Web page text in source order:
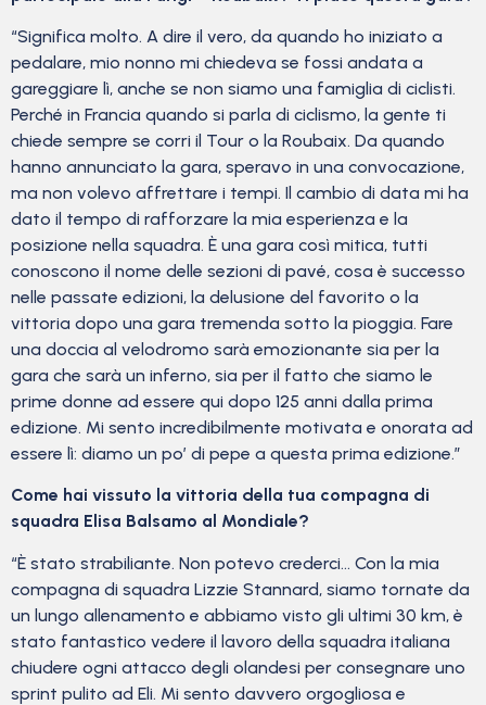
“Significa molto. A dire il vero, da quando ho iniziato a
pedalare, mio ​​nonno mi chiedeva se fossi andata a
gareggiare lì, anche se non siamo una famiglia di ciclisti.
Perché in Francia quando si parla di ciclismo, la gente ti
chiede sempre se corri il Tour o la Roubaix. Da quando
hanno annunciato la gara, speravo in una convocazione,
ma non volevo affrettare i tempi. Il cambio di data mi ha
dato il tempo di rafforzare la mia esperienza e la
posizione nella squadra. È una gara così mitica, tutti
conoscono il nome delle sezioni di pavé, cosa è successo
nelle passate edizioni, la delusione del favorito o la
vittoria dopo una gara tremenda sotto la pioggia. Fare
una doccia al velodromo sarà emozionante sia per la
gara che sarà un inferno, sia per il fatto che siamo le
prime donne ad essere qui dopo 125 anni dalla prima
edizione. Mi sento incredibilmente motivata e onorata ad
essere lì: diamo un po’ di pepe a questa prima edizione.”
Come hai vissuto la vittoria della tua compagna di
squadra Elisa Balsamo al Mondiale?
“È stato strabiliante. Non potevo crederci… Con la mia
compagna di squadra Lizzie Stannard, siamo tornate da
un lungo allenamento e abbiamo visto gli ultimi 30 km, è
stato fantastico vedere il lavoro della squadra italiana
chiudere ogni attacco degli olandesi per consegnare uno
sprint pulito ad Eli. Mi sento davvero orgogliosa e